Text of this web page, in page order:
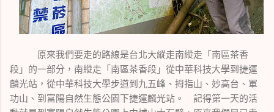
原來我們要走的路線是台北大縱走南縱走「南區茶香
段」的一部分，南縱走「南區茶香段」從中華科技大學到捷運
麟光站，從中華科技大學步道到九五峰、拇指山、妙高台、軍
功山、到富陽自然生態公園下捷運麟光站。 記得第一天的活